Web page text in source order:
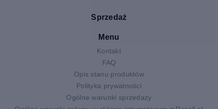
Sprzedaż
Menu
Kontakt
FAQ
Opis stanu produktów
Polityka prywatności
Ogólne warunki sprzedaży